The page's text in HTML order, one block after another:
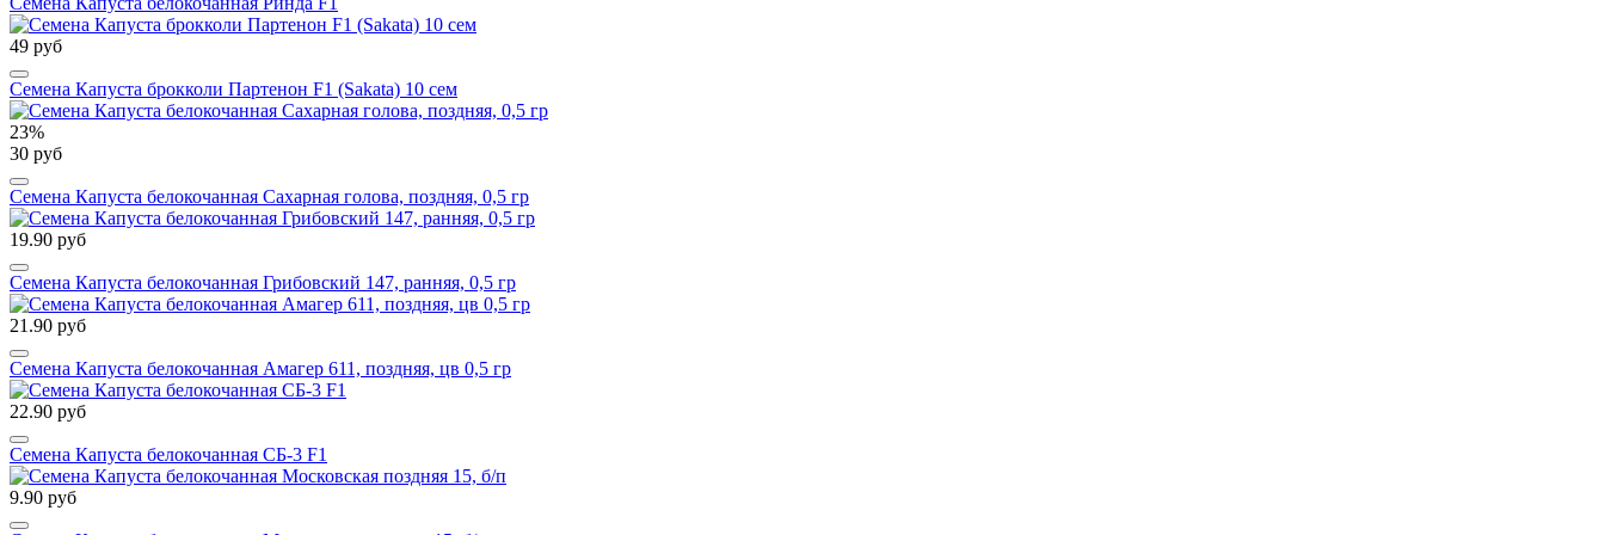
49 руб
Семена Капуста брокколи Партенон F1 (Sakata) 10 сем
23%
30 руб
Семена Капуста белокочанная Сахарная голова, поздняя, 0,5 гр
19.90 руб
Семена Капуста белокочанная Грибовский 147, ранняя, 0,5 гр
21.90 руб
Семена Капуста белокочанная Амагер 611, поздняя, цв 0,5 гр
22.90 руб
Семена Капуста белокочанная СБ-3 F1
9.90 руб